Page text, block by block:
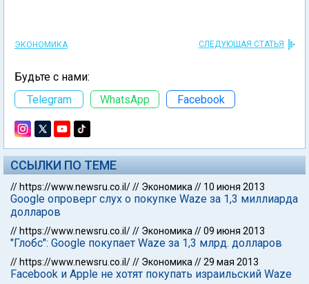
ЭКОНОМИКА СЛЕДУЮЩАЯ СТАТЬЯ
Будьте с нами:
Telegram
WhatsApp Facebook
ССЫЛКИ ПО ТЕМЕ
// https://www.newsru.co.il/// Экономика // 10 июня 2013
Google опроверг слух о покупке Waze за 1,3 миллиарда
долларов
// https://www.newsru.co.il/// Экономика //09 июня 2013
"Глобс": Google покупает Waze за 1,3 млрд. долларов
// https://www.newsru.co.il/// Экономика //29 мая 2013
Facebook и Apple не хотят покупать израильский Waze